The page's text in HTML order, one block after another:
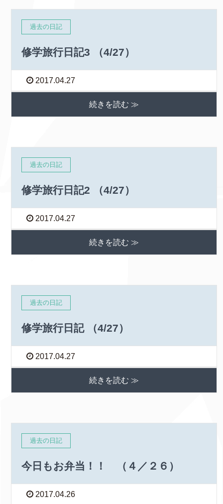
過去の日記
修学旅行日記3 （4/27）
2017.04.27
続きを読む ≫
過去の日記
修学旅行日記2 （4/27）
2017.04.27
続きを読む ≫
過去の日記
修学旅行日記 （4/27）
2017.04.27
続きを読む ≫
過去の日記
今日もお弁当！！ （４／２６）
2017.04.26